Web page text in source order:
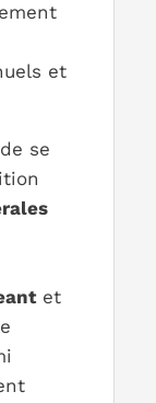
et
se
et